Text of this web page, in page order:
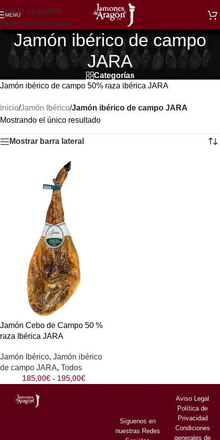
Skip to navigation
Skip to main content
MENÚ
Jamón ibérico de campo
JARA
Categorías
Jamón ibérico de campo 50% raza ibérica JARA
Inicio/Jamón Ibérico/Jamón ibérico de campo JARA
Mostrando el único resultado
Mostrar barra lateral
Jamón Cebo de Campo 50 %
raza Ibérica JARA
Jamón Ibérico, Jamón ibérico
de campo JARA, Todos
185,00€ - 195,00€
Síguenos en
nuestras Redes
Aviso Legal
Política de
Privacidad
Condiciones
generales de